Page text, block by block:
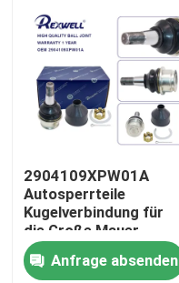
Zu Hause
2904109XPW01A
Autosperrteile
Kugelverbindung für
die Große Mauer
Anfrage absenden